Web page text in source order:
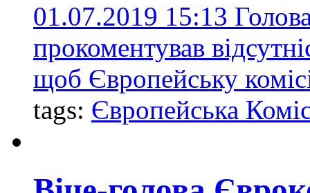
01.07.2019 15:13
прокоментував
щоб Європейську
tags: Європейська